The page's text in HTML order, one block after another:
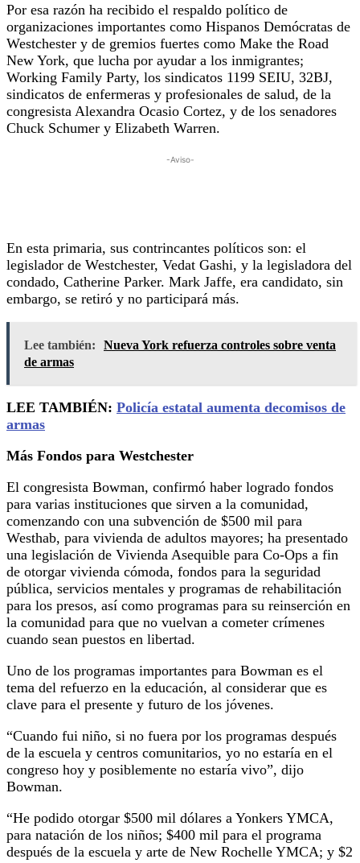
Por esa razón ha recibido el respaldo político de
organizaciones importantes como Hispanos Demócratas de
Westchester y de gremios fuertes como Make the Road
New York, que lucha por ayudar a los inmigrantes;
Working Family Party, los sindicatos 1199 SEIU, 32BJ,
sindicatos de enfermeras y profesionales de salud, de la
congresista Alexandra Ocasio Cortez, y de los senadores
Chuck Schumer y Elizabeth Warren.
-Aviso-
En esta primaria, sus contrincantes políticos son: el
legislador de Westchester, Vedat Gashi, y la legisladora del
condado, Catherine Parker. Mark Jaffe, era candidato, sin
embargo, se retiró y no participará más.
Lee también:
Nueva York refuerza controles sobre venta
de armas
LEE TAMBIÉN: Policía estatal aumenta decomisos de
armas
Más Fondos para Westchester
El congresista Bowman, confirmó haber logrado fondos
para varias instituciones que sirven a la comunidad,
comenzando con una subvención de $500 mil para
Westhab, para vivienda de adultos mayores; ha presentado
una legislación de Vivienda Asequible para Co-Ops a fin
de otorgar vivienda cómoda, fondos para la seguridad
pública, servicios mentales y programas de rehabilitación
para los presos, así como programas para su reinserción en
la comunidad para que no vuelvan a cometer crímenes
cuando sean puestos en libertad.
Uno de los programas importantes para Bowman es el
tema del refuerzo en la educación, al considerar que es
clave para el presente y futuro de los jóvenes.
“Cuando fui niño, si no fuera por los programas después
de la escuela y centros comunitarios, yo no estaría en el
congreso hoy y posiblemente no estaría vivo”, dijo
Bowman.
“He podido otorgar $500 mil dólares a Yonkers YMCA,
para natación de los niños; $400 mil para el programa
después de la escuela y arte de New Rochelle YMCA; y $2